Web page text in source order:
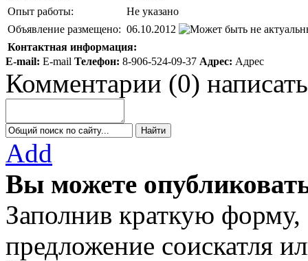
Опыт работы:
Не указано
Объявление размещено: 06.10.2012
Контактная информация:
E-mail: E-mail Телефон: 8-906-524-09-37 Адрес: Адрес
Комментарии (0) написать
Add
Вы можете
Заполнив краткую
предложение соискатля